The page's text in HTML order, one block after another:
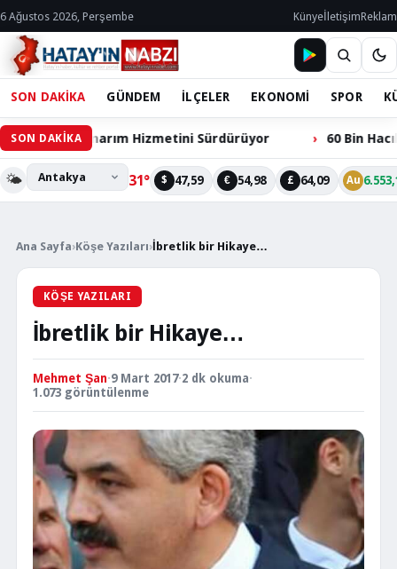
6 Ağustos 2026, Perşembe KünyeİletişimReklam
SON DAKİKA GÜNDEM İLÇELER EKONOMİ SPOR
SON DAKİKA
ve Onarım Hizmetini Sürdürüyor 60 Bin
🌤️ 31° $ 47,59 € 54,98 £ 64,09 Au
Ana Sayfa›Köşe Yazıları› İbretlik bir Hikaye…
KÖŞE YAZILARI
İbretlik bir Hikaye…
Mehmet Şan·9 Mart 2017·2 dk okuma·
1.073 görüntülenme